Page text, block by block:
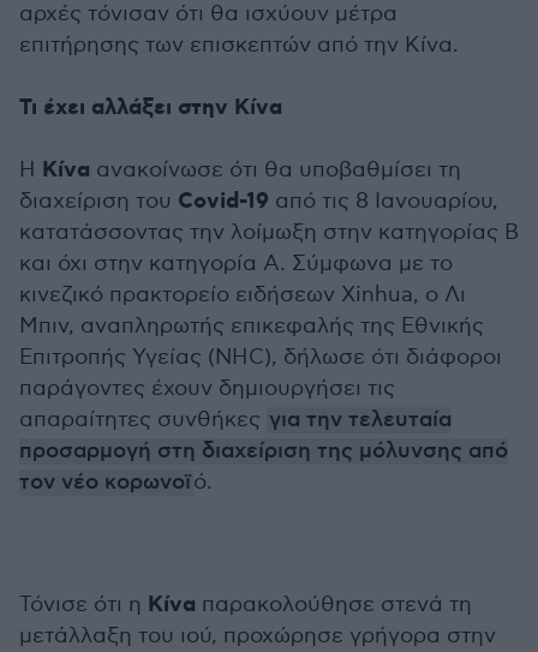
αρχές τόνισαν ότι θα ισχύουν μέτρα
επιτήρησης των επισκεπτών από την Κίνα.
Τι έχει αλλάξει στην Κίνα
Η Κίνα ανακοίνωσε ότι θα υποβαθμίσει τη
διαχείριση του Covid-19 από τις 8 Ιανουαρίου,
κατατάσσοντας την λοίμωξη στην κατηγορίας Β
και όχι στην κατηγορία Α. Σύμφωνα με το
κινεζικό πρακτορείο ειδήσεων Xinhua, ο Λι
Μπιν, αναπληρωτής επικεφαλής της Εθνικής
Επιτροπής Υγείας (NHC), δήλωσε ότι διάφοροι
παράγοντες έχουν δημιουργήσει τις
απαραίτητες συνθήκες για την τελευταία
προσαρμογή στη διαχείριση της μόλυνσης από
τον νέο κορωνοϊό.
Τόνισε ότι η Κίνα παρακολούθησε στενά τη
μετάλλαξη του ιού, προχώρησε γρήγορα στην